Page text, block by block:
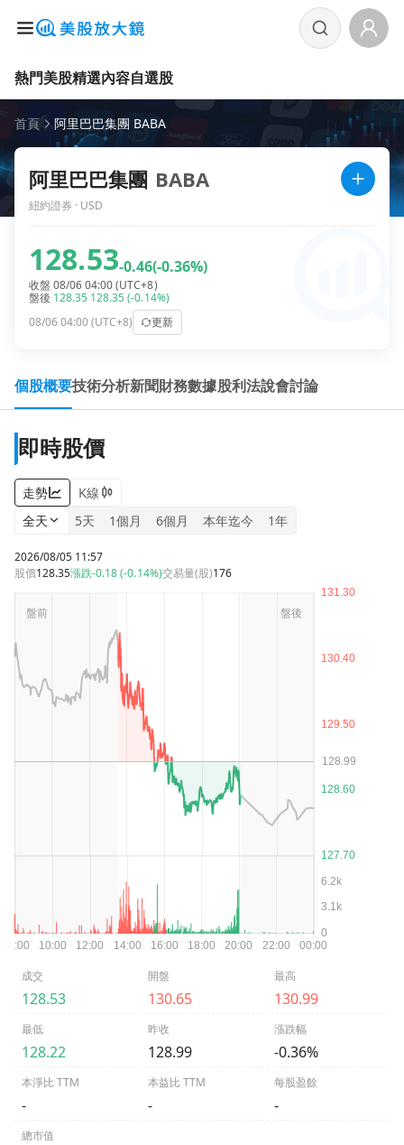
熱門美股精選內容自選股
首頁 阿里巴巴集團 BABA
阿里巴巴集團 BABA
紐約證券 · USD
128.53-0.46(-0.36%)
收盤 08/06 04:00 (UTC+8)
盤後 128.35 128.35(-0.14%)
08/06 04:00 (UTC+8)
更新
個股概要技術分析新聞財務數據股利法說會討論
即時股價
走勢
K線
全天
5天 1個月 6個月 本年迄今 1年
2026/08/05 11:57
股價128.35漲跌-0.18 (-0.14%)交易量(股)176
成交
128.53
開盤
130.65
最高
130.99
最低
128.22
昨收
128.99
漲跌幅
-0.36%
本淨比 TTM
-
本益比 TTM
-
每股盈餘
-
總市值